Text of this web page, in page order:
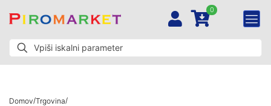
0
Domov/Trgovina/